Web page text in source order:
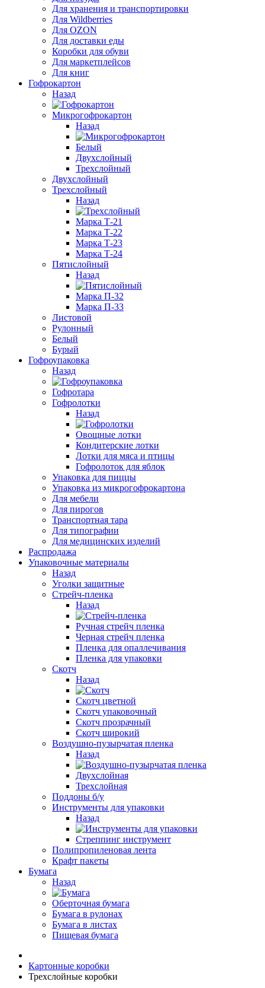
Для хранения и транспортировки
Для Wildberries
Для OZON
Для доставки еды
Коробки для обуви
Для маркетплейсов
Для книг
Гофрокартон
Назад
Микрогофрокартон
Назад
Белый
Двухслойный
Трехслойный
Двухслойный
Трехслойный
Назад
Марка Т-21
Марка Т-22
Марка Т-23
Марка Т-24
Пятислойный
Назад
Марка П-32
Марка П-33
Листовой
Рулонный
Белый
Бурый
Гофроупаковка
Назад
Гофротара
Гофролотки
Назад
Овощные лотки
Кондитерские лотки
Лотки для мяса и птицы
Гофролоток для яблок
Упаковка для пиццы
Упаковка из микрогофрокартона
Для мебели
Для пирогов
Транспортная тара
Для типографии
Для медицинских изделий
Распродажа
Упаковочные материалы
Назад
Уголки защитные
Стрейч-пленка
Назад
Ручная стрейч пленка
Черная стрейч пленка
Пленка для опаллечивания
Пленка для упаковки
Скотч
Назад
Cкотч цветной
Скотч упаковочный
Скотч прозрачный
Cкотч широкий
Воздушно-пузырчатая пленка
Назад
Двухслойная
Трехслойная
Поддоны б/у
Инструменты для упаковки
Назад
Стреппинг инструмент
Полипропиленовая лента
Крафт пакеты
Бумага
Назад
Оберточная бумага
Бумага в рулонах
Бумага в листах
Пищевая бумага
Картонные коробки
Трехслойные коробки